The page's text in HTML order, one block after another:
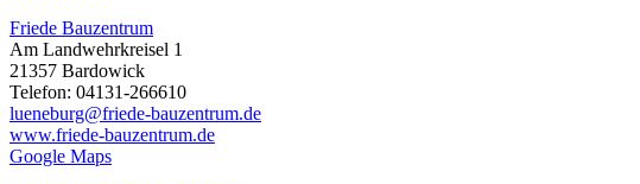
Friede Bauzentrum
Am Landwehrkreisel 1
21357 Bardowick
Telefon: 04131-266610
lueneburg@friede-bauzentrum.de
www.friede-bauzentrum.de
Google Maps